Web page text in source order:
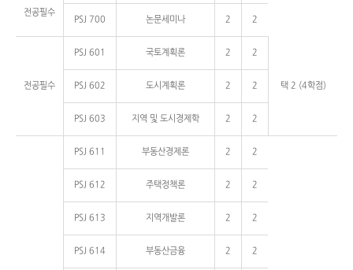
전공필수
PSJ 700 논문세미나 2 2
전공필수
PSJ 601 국토계획론 2 2
택 2 (4학점)
PSJ 602 도시계획론 2 2
PSJ 603 지역 및 도시경제학 2 2
PSJ 611 부동산경제론 2 2
PSJ 612 주택정책론 2 2
PSJ 613 지역개발론 2 2
PSJ 614 부동산금융 2 2